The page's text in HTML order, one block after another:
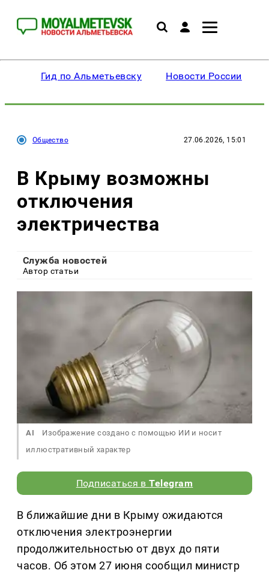
Гид по Альметьевску Новости России
Общество 27.06.2026, 15:01
В Крыму возможны
отключения
электричества
Служба новостей
Автор статьи
AI
Изображение создано с помощью ИИ и носит
иллюстративный характер
Подписаться вTelegram
В ближайшие дни в Крыму ожидаются
отключения электроэнергии
продолжительностью от двух до пяти
часов. Об этом 27 июня сообщил министр